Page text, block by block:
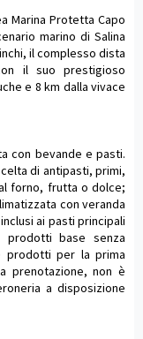
Marina Protetta Capo
marino di Salina
il complesso dista
il suo prestigioso
e 8 km dalla vivace
con bevande e pasti.
di antipasti, primi,
forno, frutta o dolce;
con veranda
ai pasti principali
prodotti base senza
prodotti per la prima
prenotazione, non è
a disposizione